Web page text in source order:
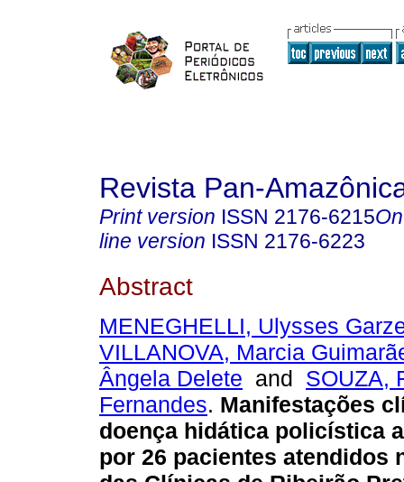
Revista Pan-
Print version ISSN 2176-6215
line version ISSN 2176-6223
Abstract
MENEGHELLI, Ulysses
VILLANOVA, Marcia
Ângela Delete and SOUZA,
Fernandes. Manifestações
doença hidática policística
por 26 pacientes atendidos